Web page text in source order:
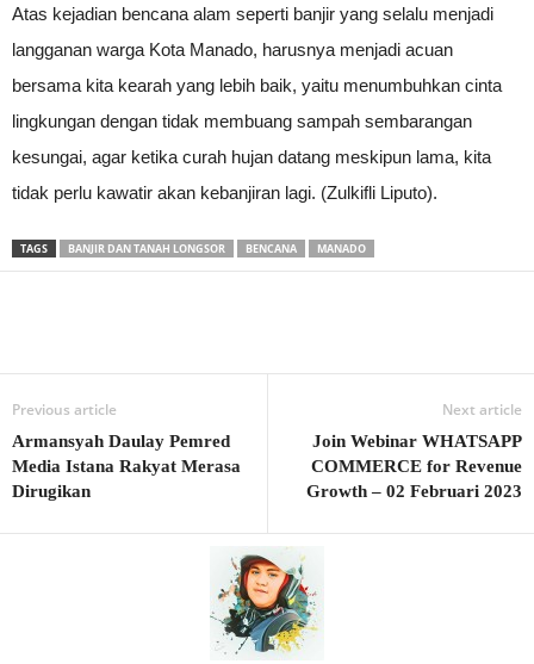
Atas kejadian bencana alam seperti banjir yang selalu menjadi
langganan warga Kota Manado, harusnya menjadi acuan
bersama kita kearah yang lebih baik, yaitu menumbuhkan cinta
lingkungan dengan tidak membuang sampah sembarangan
kesungai, agar ketika curah hujan datang meskipun lama, kita
tidak perlu kawatir akan kebanjiran lagi. (Zulkifli Liputo).
TAGS BANJIR DAN TANAH LONGSOR BENCANA MANADO
Previous article
Armansyah Daulay Pemred
Media Istana Rakyat Merasa
Dirugikan
Next article
Join Webinar WHATSAPP
COMMERCE for Revenue
Growth – 02 Februari 2023